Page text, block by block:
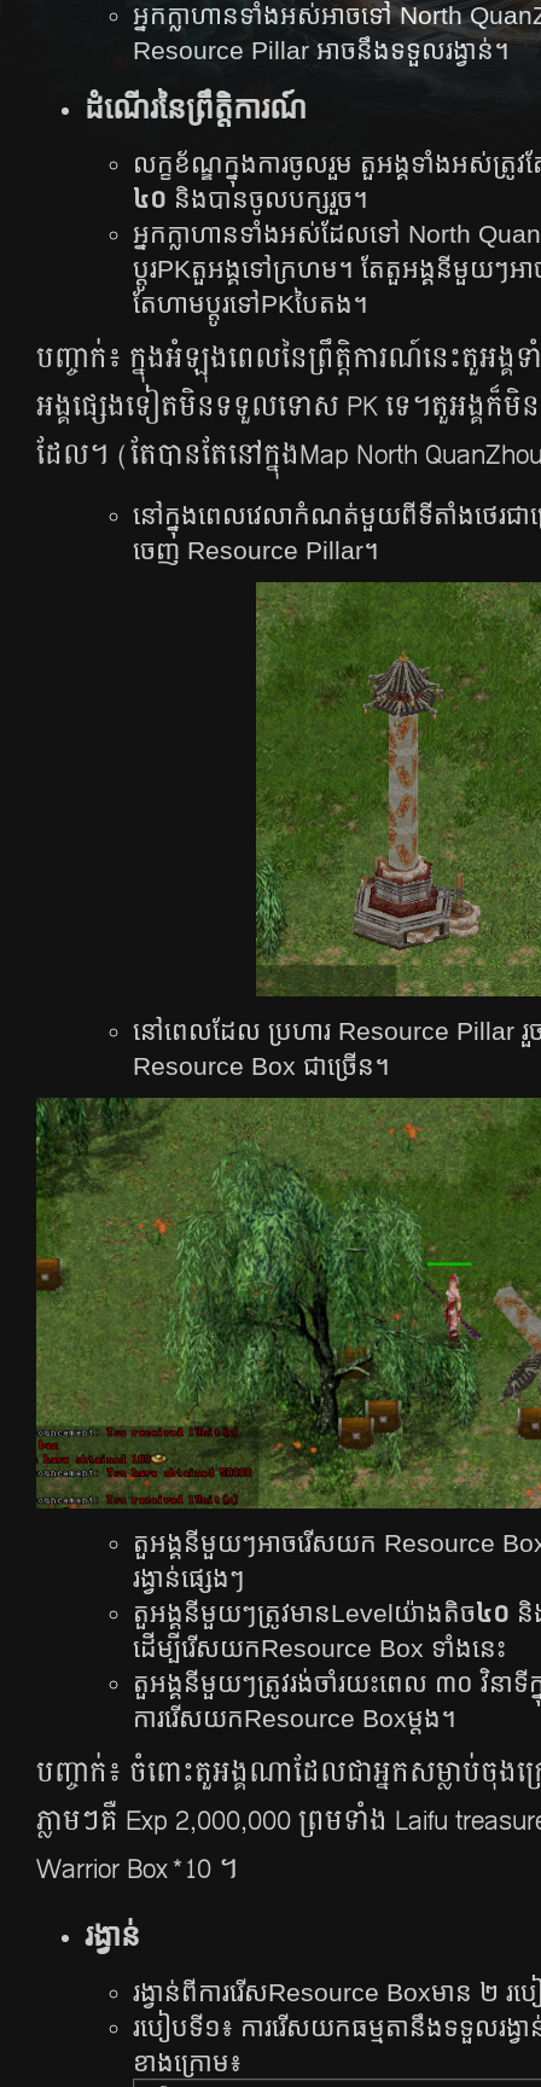
អ្នកក្លាហានទាំងអស់អាចទៅ North
Resource Pillar អាចនឹងទទួលរង្វាន់។
ដំណើរ​នៃ​ព្រឹត្តិការណ៍
លក្ខខ័ណ្ឌក្នុងការចូលរួម តួអង្គទាំងអស់ត្រូ
៤០ និងបានចូលបក្សរួច។
អ្នកក្លាហានទាំងអស់ដែលទៅ North
ប្តូរPKតួអង្គទៅក្រហម។​ តែតួអង្គនីមួយៗអ
តែហាមប្តូរទៅPKបៃតង។
បញ្ចាក់៖ ក្នុងអំឡុងពេលនៃព្រឹត្តិការណ៍នេះតួអង្
អង្គផ្សេងទៀតមិនទទួលទោស PK ទេ។តួអង្គក៏មិ
ដែល។ (តែបានតែនៅក្នុង​Map North
នៅក្នុងពេលវេលាកំណត់មួយពីទីតាំងថេរជា
ចេញ Resource Pillar។
នៅពេលដែល ប្រហារ Resource Pillar រួ
Resource Box ជាច្រើន។
តួអង្គនីមួយៗអាចរើសយក Resource
រង្វាន់ផ្សេងៗ
តួអង្គនីមួយៗត្រូវមានLevelយ៉ាងតិច៤០ និ
ដើម្បីរើសយកResource Box ទាំងនេះ
តួអង្គនីមួយៗត្រូវរង់ចាំរយះពេល ៣០ វិនាទីក្
ការរើសយកResource Boxម្តង។
បញ្ចាក់៖ ចំពោះតួអង្គណាដែលជាអ្នកសម្លាប់ចុង
ភ្លាមៗគឺ Exp 2,000,000 ព្រមទាំង Laifu
Warrior Box*10 ។
រង្វាន់
រង្វាន់​ពី​ការ​រើសResource Box​មាន​ ២​ រប
របៀប​ទី​១៖ ការ​រើស​យក​ធម្មតា​នឹង​ទទួល​រង្វ
ខាង​ក្រោម​៖